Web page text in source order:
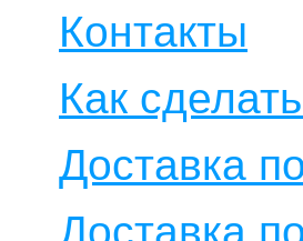
Контакты
Как
Доставка
Доставка